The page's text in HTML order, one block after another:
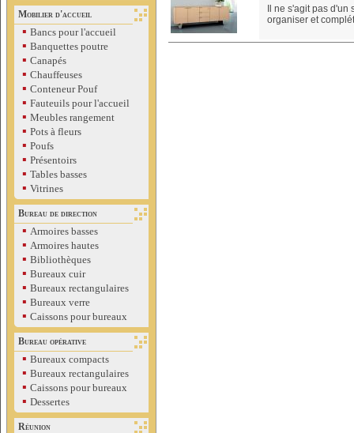
Mobilier d'accueil
▪ Bancs pour l'accueil
▪ Banquettes poutre
▪ Canapés
▪ Chauffeuses
▪ Conteneur Pouf
▪ Fauteuils pour l'accueil
▪ Meubles rangement
▪ Pots à fleurs
▪ Poufs
▪ Présentoirs
▪ Tables basses
▪ Vitrines
Bureau de direction
▪ Armoires basses
▪ Armoires hautes
▪ Bibliothèques
▪ Bureaux cuir
▪ Bureaux rectangulaires
▪ Bureaux verre
▪ Caissons pour bureaux
Bureau opérative
▪ Bureaux compacts
▪ Bureaux rectangulaires
▪ Caissons pour bureaux
▪ Dessertes
Réunion
Il ne s'agit pas
organiser et